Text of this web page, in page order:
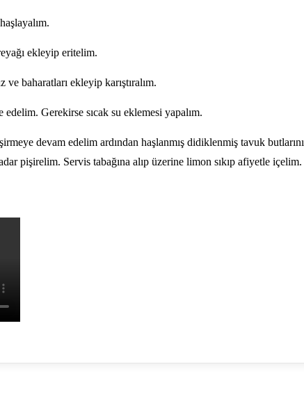
ekleyip eritelim.
baharatları ekleyip karıştıralım.
Gerekirse sıcak su eklemesi yapalım.
devam edelim ardından haşlanmış didiklenmiş tavuk butlarını
pişirelim. Servis tabağına alıp üzerine limon sıkıp afiyetle içelim.